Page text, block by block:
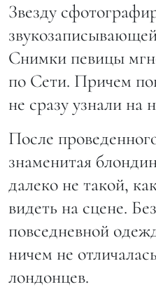
Звезду
Снимки певицы
по Сети. Причем
не сразу узнали
После
знаменитая
далеко не такой,
видеть на сцене.
повседневной
ничем не
лондонцев.